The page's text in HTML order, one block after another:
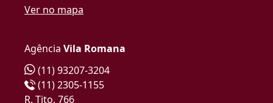
Ver no mapa
Agência Vila Romana
(11) 93207-3204
(11) 2305-1155
R. Tito, 766